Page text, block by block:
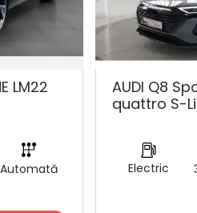
LM22
Automată
AUDI Q8
quattro S-
Electric